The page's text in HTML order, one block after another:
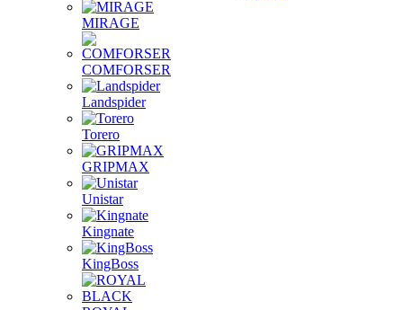
MIRAGE
COMFORSER
Landspider
Torero
GRIPMAX
Unistar
Kingnate
KingBoss